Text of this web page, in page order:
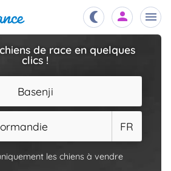
de race en quelques
clics !
Basenji
FR
les chiens à vendre